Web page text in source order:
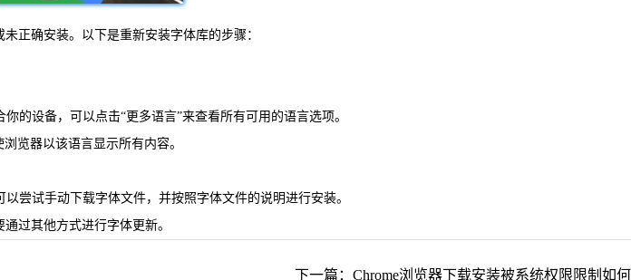
正确安装。以下是重新安装字体库的步骤：
的设备，可以点击“更多语言”来查看所有可用的语言选项。
览器以该语言显示所有内容。
尝试手动下载字体文件，并按照字体文件的说明进行安装。
过其他方式进行字体更新。
下一篇：Chrome浏览器下载安装被系统权限限制如